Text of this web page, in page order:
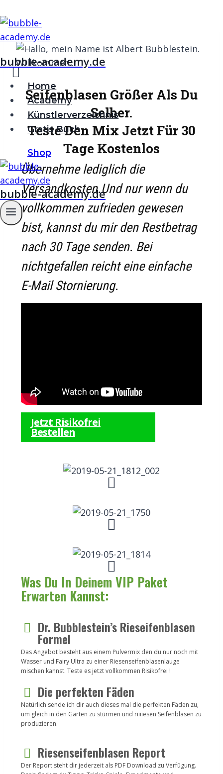
Zum
Inhalt
springen
bubble-academy.de
Home
Academy
Künstlerverzeichnis
Gratis Buch
Shop
bubble-academy.de
Seifenblasen Größer Als Du
Selber.
Teste Den Mix Jetzt Für 30
Tage Kostenlos
Übernehme lediglich die
Versandkosten.Und nur wenn du
vollkommen zufrieden gewesen
bist, kannst du mir den Restbetrag
nach 30 Tage senden. Bei
nichtgefallen reicht eine einfache
E-Mail Stornierung.
Jetzt Risikofrei
Bestellen
Was Du In Deinem VIP Paket
Erwarten Kannst:
Dr. Bubblestein’s Rieseifenblasen
Formel
Das Angebot besteht aus einem Pulvermix den du nur noch mit
Wasser und Fairy Ultra zu einer Riesenseifenblasenlauge
mischen kannst. Teste es jetzt vollkommen Risikofrei !
Die perfekten Fäden
Natürlich sende ich dir auch dieses mal die perfekten Fäden zu,
um gleich in den Garten zu stürmen und riiiiesen Seifenblasen zu
produzieren.
Riesenseifenblasen Report
Der Report steht dir jederzeit als PDF Download zu Verfügung.